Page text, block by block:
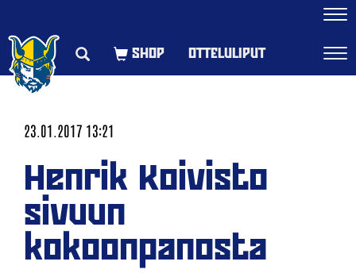
OTTELULIPUT
23.01.2017 13:21
Henrik Koivisto
sivuun
kokoonpanosta